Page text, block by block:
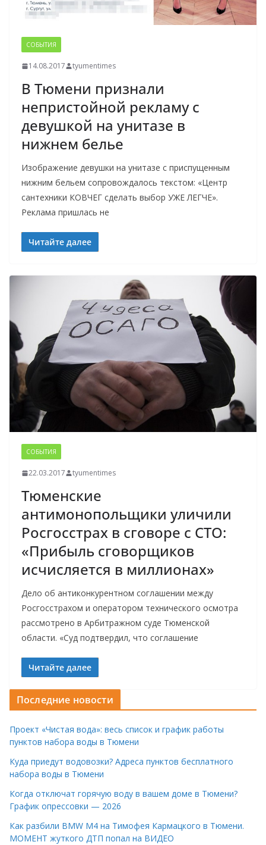
СОБЫТИЯ
14.08.2017 tyumentimes
В Тюмени признали
непристойной рекламу с
девушкой на унитазе в
нижнем белье
Изображение девушки на унитазе с приспущенным
нижним бельем сопровождалось текстом: «Центр
сантехники КОВЧЕГ сделать выбор УЖЕ ЛЕГЧЕ».
Реклама пришлась не
Читайте далее
СОБЫТИЯ
22.03.2017 tyumentimes
Тюменские
антимонопольщики уличили
Росгосстрах в сговоре с СТО:
«Прибыль сговорщиков
исчисляется в миллионах»
Дело об антиконкурентном соглашении между
Росгосстрахом и оператором технического осмотра
рассмотрено в Арбитражном суде Тюменской
области. «Суд подтвердил, что соглашение
Читайте далее
Последние новости
Проект «Чистая вода»: весь список и график работы
пунктов набора воды в Тюмени
Куда приедут водовозки? Адреса пунктов бесплатного
набора воды в Тюмени
Когда отключат горячую воду в вашем доме в Тюмени?
График опрессовки — 2026
Как разбили BMW M4 на Тимофея Кармацкого в Тюмени.
МОМЕНТ жуткого ДТП попал на ВИДЕО